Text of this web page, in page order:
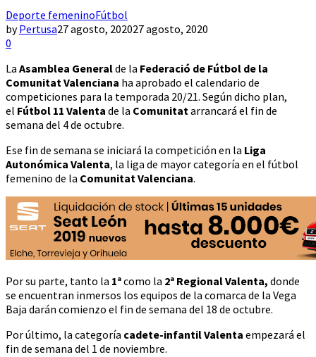
Deporte femeninoFútbol
byPertusa27 agosto, 202027 agosto, 2020
0
La Asamblea Generalde la Federació de Fútbol de la
Comunitat Valenciana ha aprobado el calendario de
competiciones para la temporada 20/21. Según dicho plan,
el Fútbol 11 Valenta de la Comunitatarrancará el fin de
semana del 4 de octubre.
Ese fin de semana se iniciará la competición en la Liga
Autonómica Valenta, la liga de mayor categoría en el fútbol
femenino de la Comunitat Valenciana.
Por su parte, tanto la 1ªcomo la 2ª Regional Valenta, donde
se encuentran inmersos los equipos de la comarca de la Vega
Baja darán comienzo el fin de semana del 18 de octubre.
Por último, la categoría cadete-infantil Valenta empezará el
fin de semana del 1 de noviembre.